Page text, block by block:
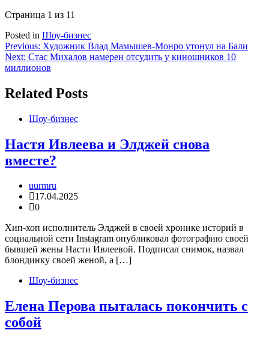
Страница 1 из 11
Posted in Шоу-бизнес
Навигация
по
Previous: Художник Влад Мамышев-Монро утонул на Бали
Next: Стас Михалов намерен отсудить у киношников 10
миллионов
Related Posts
Шоу-бизнес
Настя Ивлеева и Элджей снова
вместе?
uurmru
17.04.2025
0
Хип-хоп исполнитель Элджей в своей хронике историй в
социальной сети Instagram опубликовал фотографию своей
бывшей жены Насти Ивлеевой. Подписал снимок, назвал
блондинку своей женой, а […]
Шоу-бизнес
Елена Перова пыталась покончить с
собой